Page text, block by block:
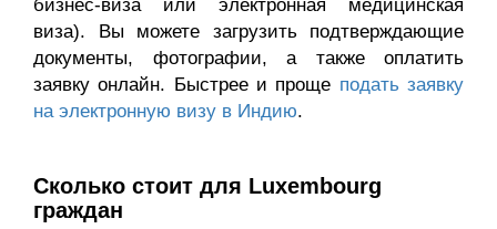
бизнес-виза или электронная медицинская
виза). Вы можете загрузить подтверждающие
документы, фотографии, а также оплатить
заявку онлайн. Быстрее и проще подать заявку
на электронную визу в Индию.
Сколько стоит для Luxembourg
граждан